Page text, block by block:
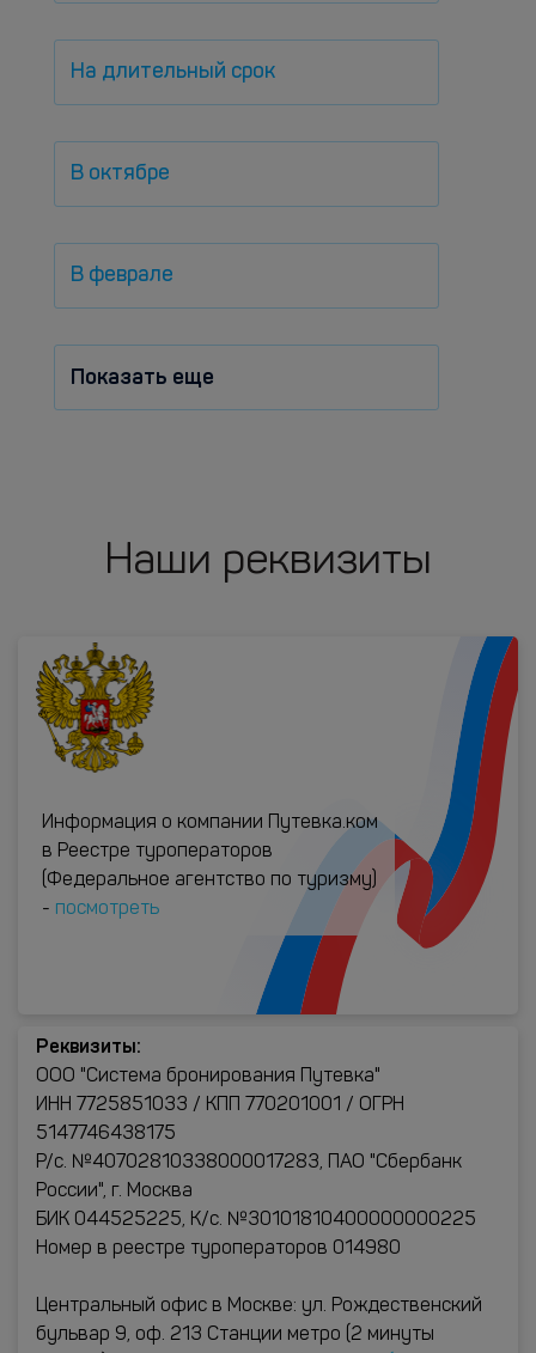
На длительный срок
В октябре
В феврале
Показать еще
Наши реквизиты
Информация о компании Путевка.ком
в Реестре туроператоров
(Федеральное агентство по туризму)
- посмотреть
Реквизиты:
ООО "Система бронирования Путевка"
ИНН 7725851033 / КПП 770201001 / ОГРН
5147746438175
Р/с. №40702810338000017283, ПАО "Сбербанк
России", г. Москва
БИК 044525225, К/с. №30101810400000000225
Номер в реестре туроператоров 014980
Центральный офис в Москве: ул. Рождественский
бульвар 9, оф. 213 Станции метро (2 минуты